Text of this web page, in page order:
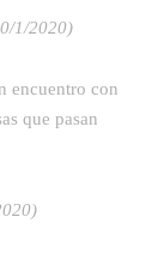
1/2020)
encuentro con
que pasan